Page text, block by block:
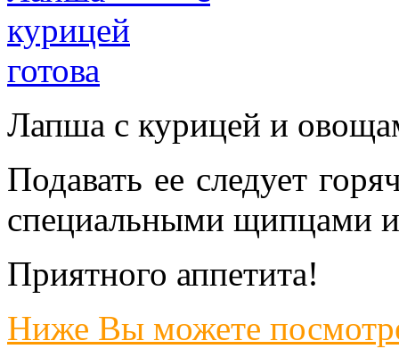
Лапша с курицей и
Подавать ее следует
специальными щипцами
Приятного аппетита!
Ниже Вы можете